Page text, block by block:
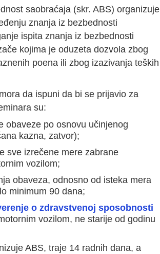
saobraćaja (skr. ABS) organizuje
znanja iz bezbednosti
ispita znanja iz bezbednosti
kojima je oduzeta dozvola zbog
poena ili zbog izazivanja teških
da ispuni da bi se prijavio za
su:
obaveze po osnovu učinjenog
kazna, zatvor);
sve izrečene mere zabrane
vozilom;
obaveza, odnosno od isteka mera
minimum 90 dana;
o zdravstvenoj sposobnosti
vozilom, ne starije od godinu
ABS, traje 14 radnih dana, a